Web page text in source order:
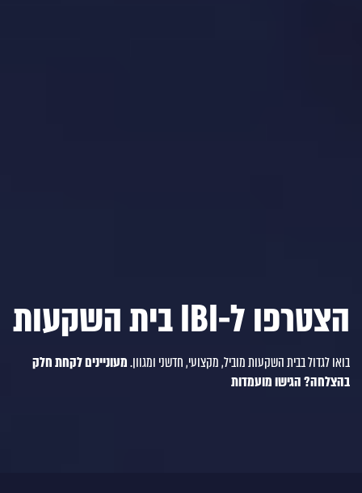
הצטרפו ל-IBI בית השקעות
בואו לגדול בבית השקעות מוביל, מקצועי, חדשני ומגוון.מעוניינים לקחת חלק
בהצלחה? הגישו מועמדות